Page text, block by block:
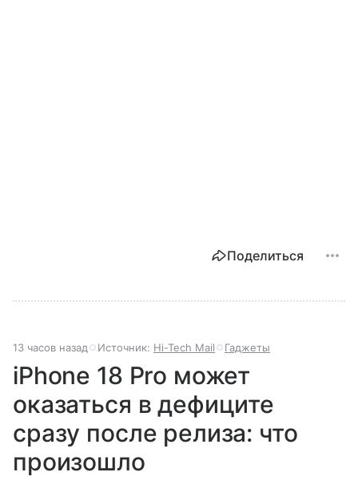
Поделиться
13 часов назад Источник: Hi-Tech Mail Гаджеты
iPhone 18 Pro может
оказаться в дефиците
сразу после релиза: что
произошло